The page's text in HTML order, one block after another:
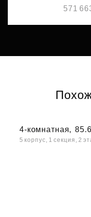
571
4-комнатная,
5 корпус, 1 секция, 2